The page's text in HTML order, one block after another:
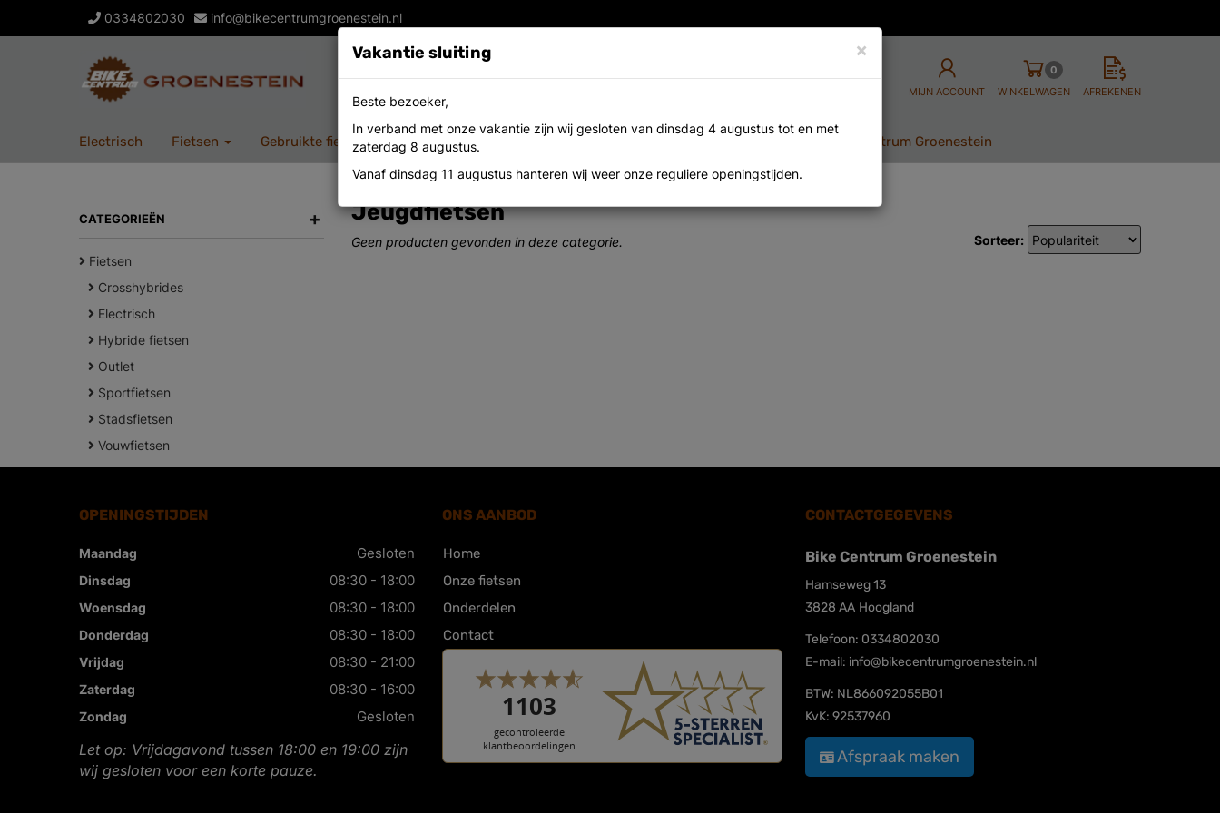
0334802030 info@bikecentrumgroenestein.nl
MIJN ACCOUNT
0
WINKELWAGEN
AFREKENEN
Electrisch Fietsen Gebruikte fietsen Outlet Onderdelen Contact Over ons Werken bij Bike centrum Groenestein
CATEGORIEËN +
Fietsen
Crosshybrides
Electrisch
Hybride fietsen
Outlet
Sportfietsen
Stadsfietsen
Vouwfietsen
Jeugdfietsen
Geen producten gevonden in deze categorie. Sorteer:
OPENINGSTIJDEN
Maandag Gesloten
Dinsdag 08:30 - 18:00
Woensdag 08:30 - 18:00
Donderdag 08:30 - 18:00
Vrijdag 08:30 - 21:00
Zaterdag 08:30 - 16:00
Zondag Gesloten
Let op: Vrijdagavond tussen 18:00 en 19:00 zijn
wij gesloten voor een korte pauze.
ONS AANBOD
Home
Onze fietsen
Onderdelen
Contact
CONTACTGEGEVENS
Bike Centrum Groenestein
Hamseweg 13
3828 AA Hoogland
Telefoon: 0334802030
E-mail: info@bikecentrumgroenestein.nl
BTW: NL866092055B01
KvK: 92537960
Afspraak maken
×
Vakantie sluiting
Beste bezoeker,
In verband met onze vakantie zijn wij gesloten van dinsdag 4 augustus tot en met
zaterdag 8 augustus.
Vanaf dinsdag 11 augustus hanteren wij weer onze reguliere openingstijden.